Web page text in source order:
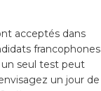
acceptés dans
francophones
seul test peut
un jour de